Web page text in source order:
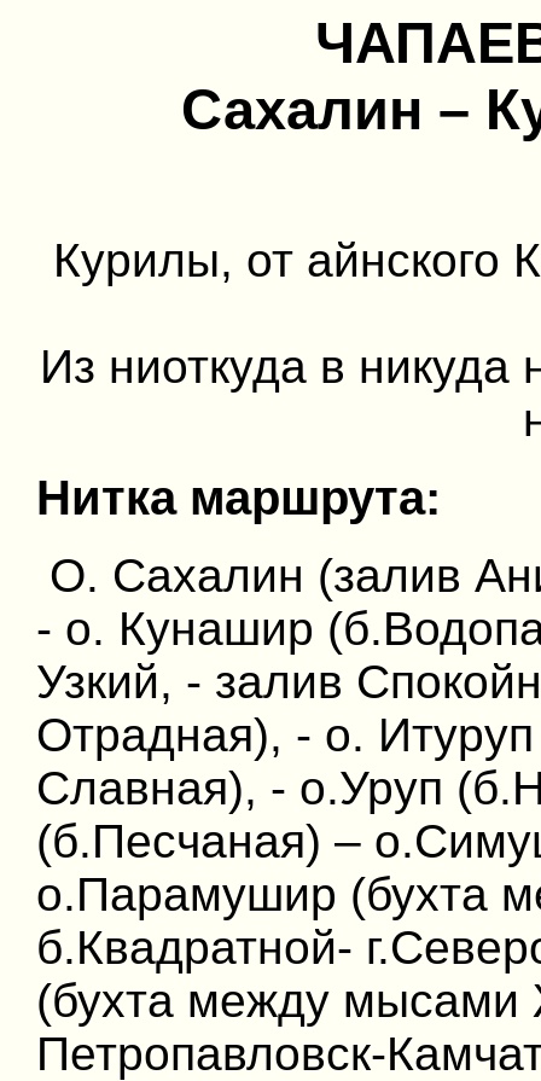
Сахалин –
Курилы, от
Из ниоткуда в
Нитка маршрута:
О. Сахалин (залив
- о. Кунашир
Узкий, - залив
Отрадная), - о.
Славная), - о.Уруп
(б.Песчаная) –
о.Парамушир (бухта
б.Квадратной-
(бухта между
Петропавловск-